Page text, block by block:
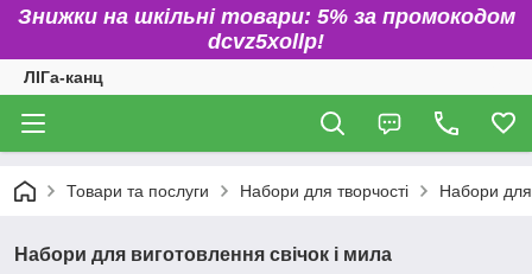
Знижки на шкільні товари: 5% за промокодом
dcvz5xollp!
ЛІГа-канц
Товари та послуги Набори для творчості Набори для
Набори для виготовлення свічок і мила